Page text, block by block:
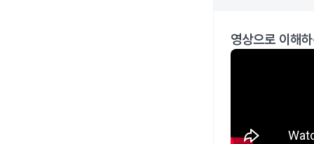
영상으로 이해